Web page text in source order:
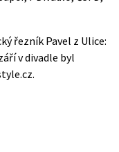
řezník Pavel z Ulice:
v divadle byl
.